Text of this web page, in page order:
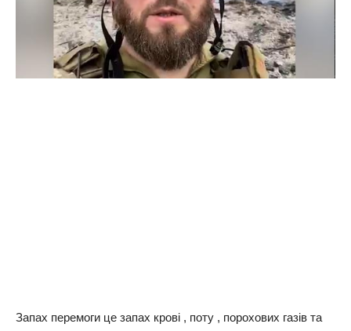
Запах перемоги це запах крові , поту , порохових газів та